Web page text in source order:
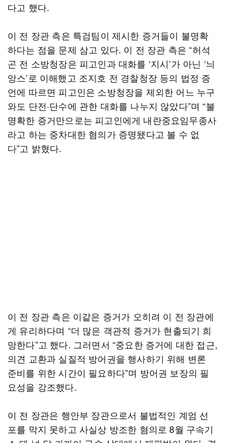
다고 했다.
이 전 장관 측은 특검팀이 제시한 증거들이 불명확
하다는 점을 문제 삼고 있다. 이 전 장관 측은 “허석
곤 전 소방청장은 피고인과 대화를 ‘지시’가 아닌 ‘늬
앙스’로 이해했고 조지호 전 경찰청장 등의 법정 증
언에 따르면 피고인은 소방청장을 제외한 어느 누구
와도 단전·단수에 관한 대화를 나누지 않았다”며 “불
명확한 증거만으로는 피고인에게 내란중요임무종사
라고 하는 중차대한 혐의가 증명됐다고 볼 수 없
다”고 밝혔다.
이 전 장관 측은 이같은 증거가 오히려 이 전 장관에
게 유리하다며 “더 많은 객관적 증거가 현출되기 희
망한다”고 했다. 그러면서 “중요한 증거에 대한 접근,
의견 교환과 실질적 방어권을 행사하기 위해 변론
준비를 위한 시간이 필요하다”며 방어권 보장의 필
요성을 강조했다.
이 전 장관은 행안부 장관으로서 불법적인 계엄 선
포를 막지 못하고 사실상 방조한 혐의로 8월 구속기